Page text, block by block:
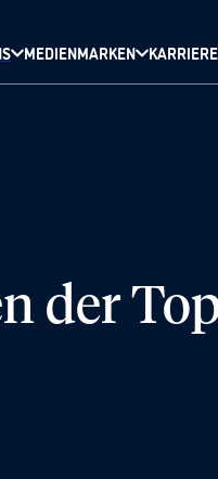
MEDIENMARKEN KARRIERE
der